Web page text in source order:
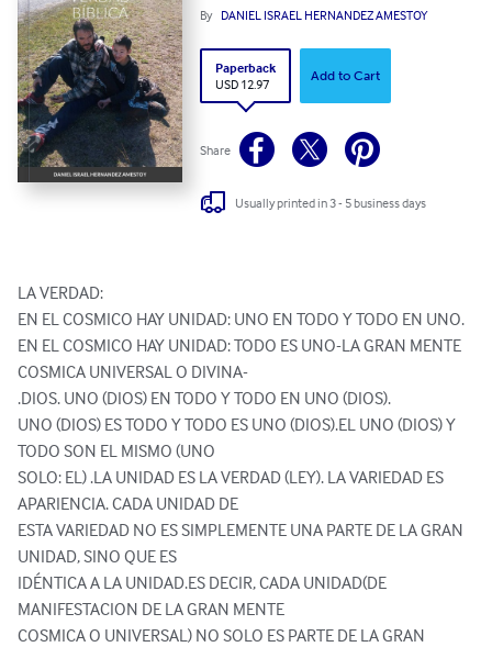
By DANIEL ISRAEL HERNANDEZ AMESTOY
Paperback
USD 12.97
Add to Cart
Share
Usually printed in 3 - 5 business days
LA VERDAD:
EN EL COSMICO HAY UNIDAD: UNO EN TODO Y TODO EN UNO.
EN EL COSMICO HAY UNIDAD: TODO ES UNO-LA GRAN MENTE
COSMICA UNIVERSAL O DIVINA-
.DIOS. UNO (DIOS) EN TODO Y TODO EN UNO (DIOS).
UNO (DIOS) ES TODO Y TODO ES UNO (DIOS).EL UNO (DIOS) Y
TODO SON EL MISMO (UNO
SOLO: EL) .LA UNIDAD ES LA VERDAD (LEY). LA VARIEDAD ES
APARIENCIA. CADA UNIDAD DE
ESTA VARIEDAD NO ES SIMPLEMENTE UNA PARTE DE LA GRAN
UNIDAD, SINO QUE ES
IDÉNTICA A LA UNIDAD.ES DECIR, CADA UNIDAD(DE
MANIFESTACION DE LA GRAN MENTE
COSMICA O UNIVERSAL) NO SOLO ES PARTE DE LA GRAN